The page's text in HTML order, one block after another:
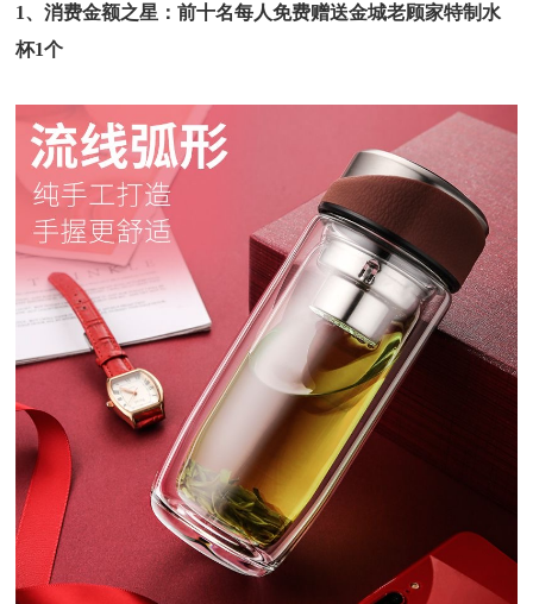
1、消费金额之星：前十名每人免费赠送金城老顾家特制水
杯1个